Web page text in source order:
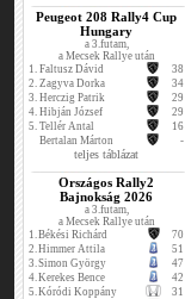
Peugeot 208 Rally4 Cup
Hungary
a 3.futam,
a Mecsek Rallye után
1. Faltusz Dávid
38
2. Zagyva Dorka
34
3. Herczig Patrik
29
4. Hibján József
29
5. Tellér Antal
16
Bertalan Márton
-
teljes táblázat
Országos Rally2
Bajnokság 2026
a 3.futam,
a Mecsek Rallye után
1.Békési Richárd
70
2.Himmer Attila
51
3.Simon György
47
4.Kerekes Bence
42
5.Kóródi Koppány
31